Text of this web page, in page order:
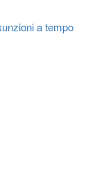
a tempo